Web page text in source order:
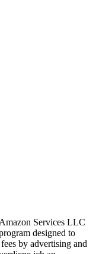
Services LLC
designed to
by advertising and